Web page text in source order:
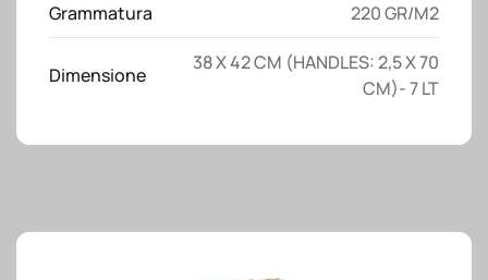
Grammatura 220 GR/M2
Dimensione
38 X 42 CM (HANDLES: 2,5 X 70
CM)- 7 LT